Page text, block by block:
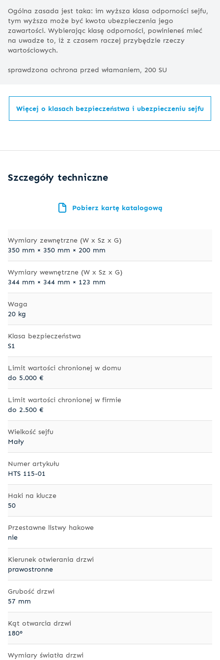
Ogólna zasada jest taka: im wyższa klasa odporności sejfu,
tym wyższa może być kwota ubezpieczenia jego
zawartości. Wybierając klasę odporności, powinieneś mieć
na uwadze to, iż z czasem raczej przybędzie rzeczy
wartościowych.
sprawdzona ochrona przed włamaniem, 200 SU
Więcej o klasach bezpieczeństwa i ubezpieczeniu sejfu
Szczegóły techniczne
Pobierz kartę katalogową
Wymiary zewnętrzne (W x Sz x G)
350 mm × 350 mm × 200 mm
Wymiary wewnętrzne (W x Sz x G)
344 mm × 344 mm × 123 mm
Waga
20 kg
Klasa bezpieczeństwa
S1
Limit wartości chronionej w domu
do 5.000 €
Limit wartości chronionej w firmie
do 2.500 €
Wielkość sejfu
Mały
Numer artykułu
HTS 115-01
Haki na klucze
50
Przestawne listwy hakowe
nie
Kierunek otwierania drzwi
prawostronne
Grubość drzwi
57 mm
Kąt otwarcia drzwi
180°
Wymiary światła drzwi